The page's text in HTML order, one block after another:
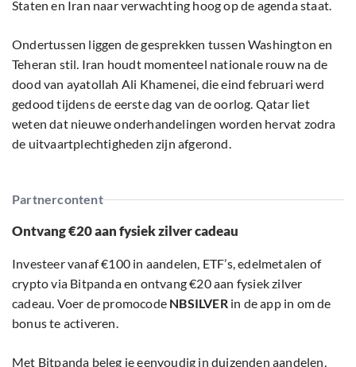
Staten en Iran naar verwachting hoog op de agenda staat.
Ondertussen liggen de gesprekken tussen Washington en
Teheran stil. Iran houdt momenteel nationale rouw na de
dood van ayatollah Ali Khamenei, die eind februari werd
gedood tijdens de eerste dag van de oorlog. Qatar liet
weten dat nieuwe onderhandelingen worden hervat zodra
de uitvaartplechtigheden zijn afgerond.
Partnercontent
Ontvang €20 aan fysiek zilver cadeau
Investeer vanaf €100 in aandelen, ETF’s, edelmetalen of
crypto via Bitpanda en ontvang €20 aan fysiek zilver
cadeau. Voer de promocode NBSILVERin de app in om de
bonus te activeren.
Met Bitpanda beleg je eenvoudig in duizenden aandelen,